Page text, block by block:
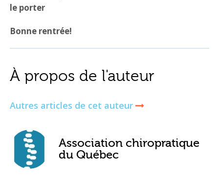
le porter
Bonne rentrée!
À propos de l'auteur
Autres articles de cet auteur
Association chiropratique
du Québec